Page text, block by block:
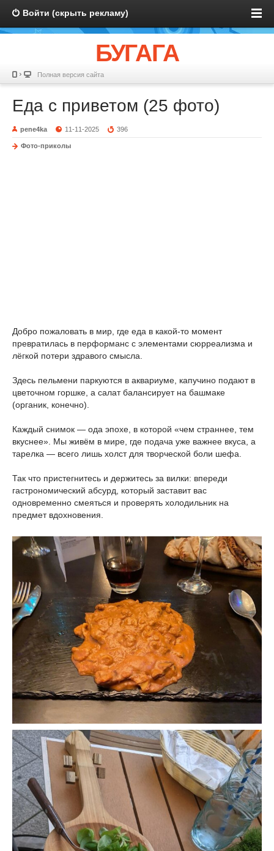
Войти (скрыть рекламу)
БУГАГА
Полная версия сайта
Еда с приветом (25 фото)
pene4ka 11-11-2025 396
Фото-приколы
Добро пожаловать в мир, где еда в какой-то момент
превратилась в перформанс с элементами сюрреализма и
лёгкой потери здравого смысла.
Здесь пельмени паркуются в аквариуме, капучино подают в
цветочном горшке, а салат балансирует на башмаке
(органик, конечно).
Каждый снимок — ода эпохе, в которой «чем страннее, тем
вкуснее». Мы живём в мире, где подача уже важнее вкуса, а
тарелка — всего лишь холст для творческой боли шефа.
Так что пристегнитесь и держитесь за вилки: впереди
гастрономический абсурд, который заставит вас
одновременно смеяться и проверять холодильник на
предмет вдохновения.